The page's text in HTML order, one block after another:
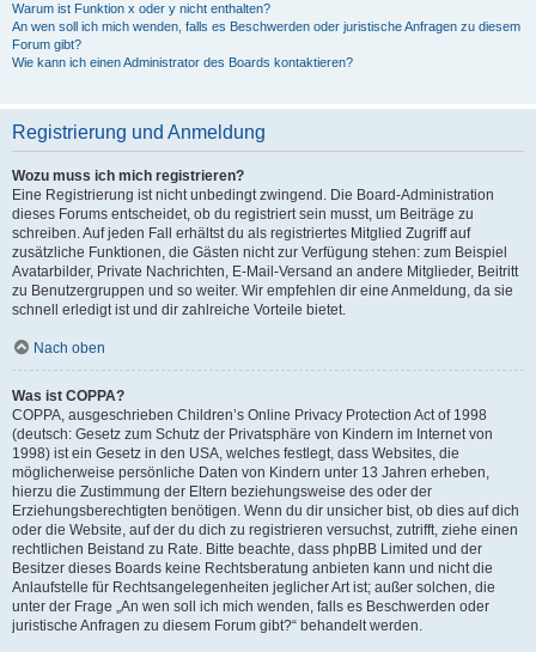
Warum ist Funktion x oder y nicht enthalten?
An wen soll ich mich wenden, falls es Beschwerden oder juristische Anfragen zu diesem
Forum gibt?
Wie kann ich einen Administrator des Boards kontaktieren?
Registrierung und Anmeldung
Wozu muss ich mich registrieren?
Eine Registrierung ist nicht unbedingt zwingend. Die Board-Administration
dieses Forums entscheidet, ob du registriert sein musst, um Beiträge zu
schreiben. Auf jeden Fall erhältst du als registriertes Mitglied Zugriff auf
zusätzliche Funktionen, die Gästen nicht zur Verfügung stehen: zum Beispiel
Avatarbilder, Private Nachrichten, E-Mail-Versand an andere Mitglieder, Beitritt
zu Benutzergruppen und so weiter. Wir empfehlen dir eine Anmeldung, da sie
schnell erledigt ist und dir zahlreiche Vorteile bietet.
Nach oben
Was ist COPPA?
COPPA, ausgeschrieben Children’s Online Privacy Protection Act of 1998
(deutsch: Gesetz zum Schutz der Privatsphäre von Kindern im Internet von
1998) ist ein Gesetz in den USA, welches festlegt, dass Websites, die
möglicherweise persönliche Daten von Kindern unter 13 Jahren erheben,
hierzu die Zustimmung der Eltern beziehungsweise des oder der
Erziehungsberechtigten benötigen. Wenn du dir unsicher bist, ob dies auf dich
oder die Website, auf der du dich zu registrieren versuchst, zutrifft, ziehe einen
rechtlichen Beistand zu Rate. Bitte beachte, dass phpBB Limited und der
Besitzer dieses Boards keine Rechtsberatung anbieten kann und nicht die
Anlaufstelle für Rechtsangelegenheiten jeglicher Art ist; außer solchen, die
unter der Frage „An wen soll ich mich wenden, falls es Beschwerden oder
juristische Anfragen zu diesem Forum gibt?“ behandelt werden.